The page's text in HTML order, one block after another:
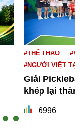
#THỂ THAO
#NGƯỜI VIỆT TẠI
Giải
khép lại
6996